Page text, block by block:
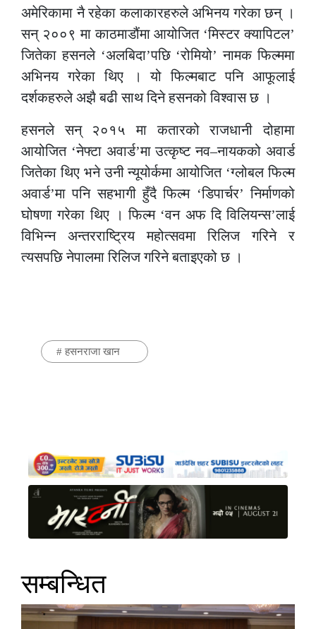
अमेरिकामा नै रहेका कलाकारहरुले अभिनय गरेका छन् ।
सन् २००९ मा काठमाडौंमा आयोजित ‘मिस्टर क्यापिटल’
जितेका हसनले ‘अलबिदा’पछि ‘रोमियो’ नामक फिल्ममा
अभिनय गरेका थिए । यो फिल्मबाट पनि आफूलाई
दर्शकहरुले अझै बढी साथ दिने हसनको विश्वास छ ।
हसनले सन् २०१५ मा कतारको राजधानी दोहामा
आयोजित ‘नेफ्टा अवार्ड’मा उत्कृष्ट नव–नायकको अवार्ड
जितेका थिए भने उनी न्यूयोर्कमा आयोजित ‘ग्लोबल फिल्म
अवार्ड’मा पनि सहभागी हुँदै फिल्म ‘डिपार्चर’ निर्माणको
घोषणा गरेका थिए । फिल्म ‘वन अफ दि विलियन्स’लाई
विभिन्न अन्तरराष्ट्रिय महोत्सवमा रिलिज गरिने र
त्यसपछि नेपालमा रिलिज गरिने बताइएको छ ।
# हसनराजा खान
सम्बन्धित